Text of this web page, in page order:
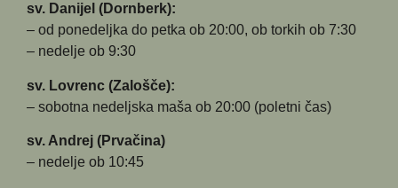
sv. Danijel (Dornberk):
– od ponedeljka do petka ob 20:00, ob torkih ob 7:30
– nedelje ob 9:30
sv. Lovrenc (Zalošče):
– sobotna nedeljska maša ob 20:00 (poletni čas)
sv. Andrej (Prvačina)
– nedelje ob 10:45